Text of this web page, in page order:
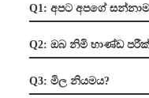
Q1: අපට අපගේ
Q2: ඔබ නිමි භාණ්ඩ
Q3: මිල නියමය?